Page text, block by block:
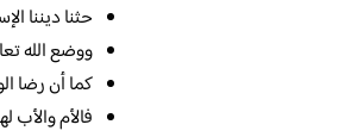
حثنا ديننا
ووضع الله
كما أن رضا
فالأم والأب